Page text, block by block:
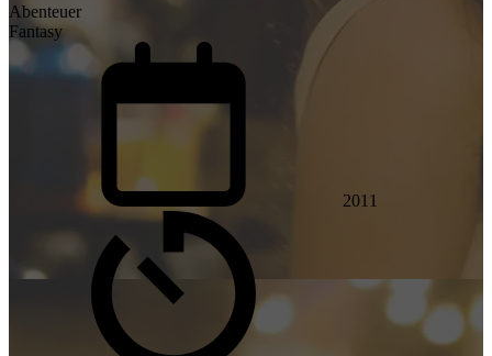
Abenteuer
Fantasy
2011